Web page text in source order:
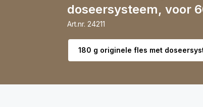
Selecteer variant
doseersysteem, voor
Art.nr. 24211